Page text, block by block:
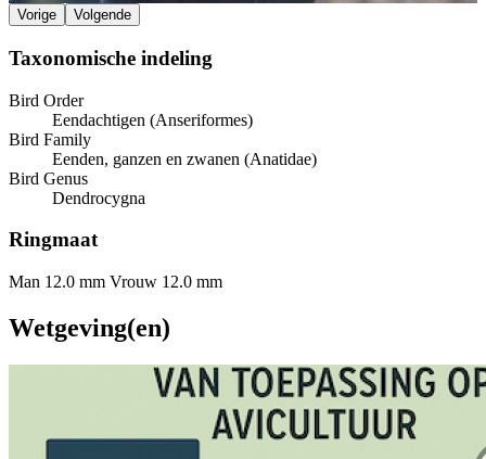
Vorige Volgende
Taxonomische indeling
Bird Order
Eendachtigen (Anseriformes)
Bird Family
Eenden, ganzen en zwanen (Anatidae)
Bird Genus
Dendrocygna
Ringmaat
Man 12.0 mm Vrouw 12.0 mm
Wetgeving(en)